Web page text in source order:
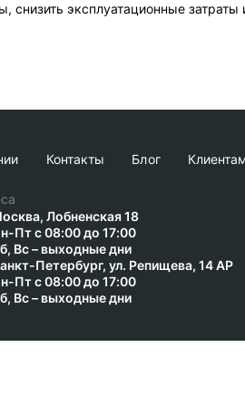
эксплуатационные
Контакты Блог
Лобненская 18
Пт с 08:00 до 17:00
Вс – выходные дни
Петербург, ул. Репищева, 14 АР
Пт с 08:00 до 17:00
Вс – выходные дни